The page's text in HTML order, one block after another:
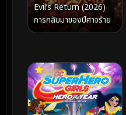
Evil’s Return (2026)
การกลับมาของปีศาจร้าย
5.5